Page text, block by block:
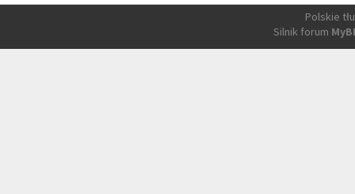
Polskie
Silnik forum